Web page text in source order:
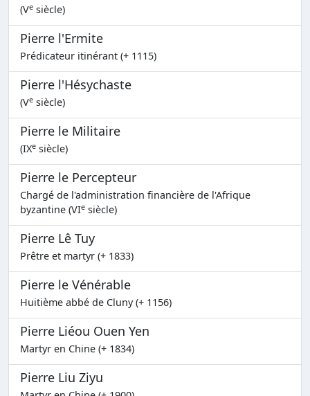
(Ve siècle)
Pierre l'Ermite
Prédicateur itinérant (+ 1115)
Pierre l'Hésychaste
(Ve siècle)
Pierre le Militaire
(IXe siècle)
Pierre le Percepteur
Chargé de l'administration financière de l'Afrique
byzantine (VIe siècle)
Pierre Lê Tuy
Prêtre et martyr (+ 1833)
Pierre le Vénérable
Huitième abbé de Cluny (+ 1156)
Pierre Liéou Ouen Yen
Martyr en Chine (+ 1834)
Pierre Liu Ziyu